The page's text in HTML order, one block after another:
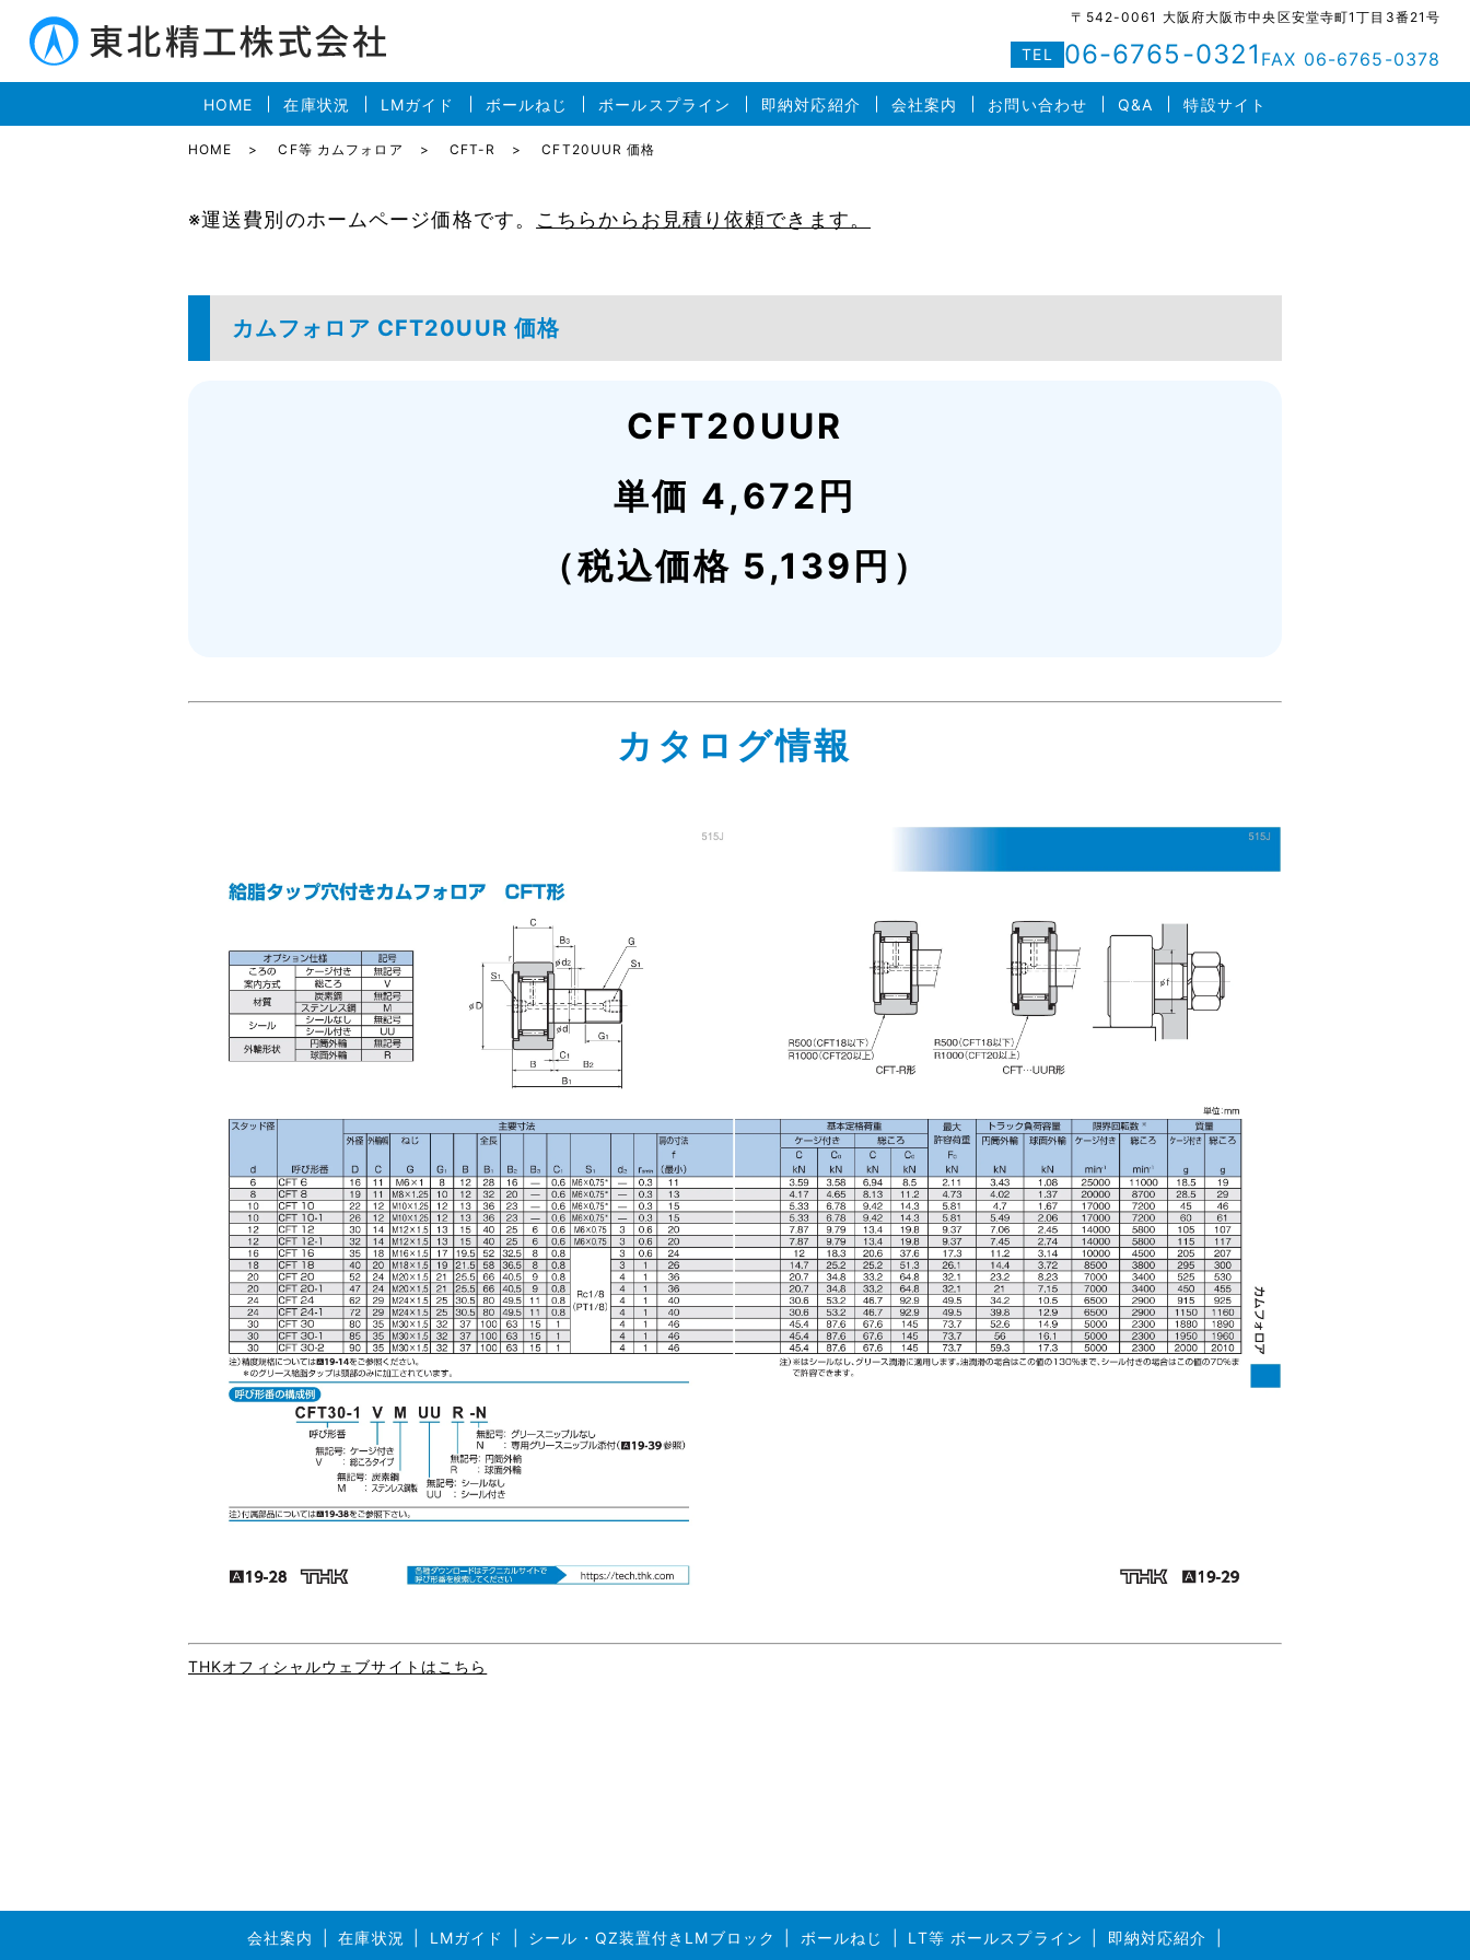
HOME 在庫状況 LMガイド ボールねじ ボールスプライン 即納対応紹介 会社案内 お問い合わせ Q&A 特設サイト
〒542-0061 大阪府大阪市中央区安堂寺町1丁目3番21号
TEL 06-6765-0321 FAX 06-6765-0378
HOME CF等 カムフォロア CFT-R CFT20UUR 価格
※運送費別のホームページ価格です。 こちらからお見積り依頼できます。
カムフォロア CFT20UUR 価格
CFT20UUR
単価 4,672円
（税込価格 5,139円）
カタログ情報
THKオフィシャルウェブサイトはこちら
会社案内 在庫状況 LMガイド シール・QZ装置付きLMブロック ボールねじ LT等 ボールスプライン 即納対応紹介